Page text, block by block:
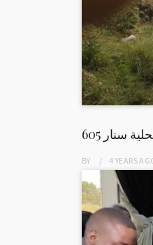
سنار
BY 4 YEARS